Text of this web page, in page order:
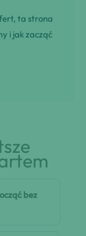
ta strona
i jak zacząć
bez